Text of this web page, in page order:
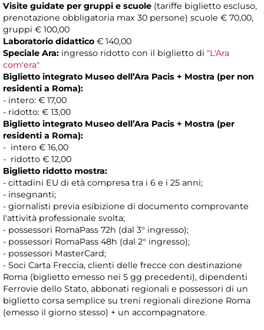
Visite guidate per gruppi e scuole (tariffe biglietto escluso,
prenotazione obbligatoria max 30 persone) scuole € 70,00,
gruppi € 100,00
Laboratorio didattico € 140,00
Speciale Ara: ingresso ridotto con il biglietto di "L'Ara
com'era"
Biglietto integrato Museo dell’Ara Pacis + Mostra (per non
residenti a Roma):
- intero: € 17,00
- ridotto: € 13,00
Biglietto integrato Museo dell’Ara Pacis + Mostra (per
residenti a Roma):
- intero € 16,00
- ridotto € 12,00
Biglietto ridotto mostra:
- cittadini EU di età compresa tra i 6 e i 25 anni;
- insegnanti;
- giornalisti previa esibizione di documento comprovante
l'attività professionale svolta;
- possessori RomaPass 72h (dal 3° ingresso);
- possessori RomaPass 48h (dal 2° ingresso);
- possessori MasterCard;
- Soci Carta Freccia, clienti delle frecce con destinazione
Roma (biglietto emesso nei 5 gg precedenti), dipendenti
Ferrovie dello Stato, abbonati regionali e possessori di un
biglietto corsa semplice su treni regionali direzione Roma
(emesso il giorno stesso) + un accompagnatore.